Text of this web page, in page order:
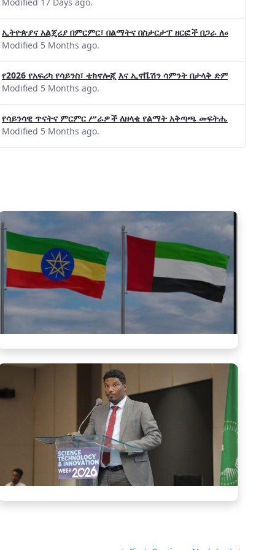
በአባልነት የየያዘ የኢኖቬሽን፣የዲጅታል ኢኮኖሚ እና
ቴክኖሎጂ የጋራ ግብረሃይል ተቋቋመ
ኢትዮጵያና አልጄሪያ በምርምር፣ በልማትና በስታርታፕ ዘርፎች በጋራ ለመስራት መከሩ፡፡
Modified 5 Months ago.
የ2026 የአፍሪካ የሳይንስ፣ ቴክኖሎጂ እና ኢኖቬሽን ሳምንት በታላቅ ድምቀት
Modified 5 Months ago.
የሳይንሳዊ ጥናትና ምርምር ሥራዎች ለዘላቂ የልማት አቅጣጫ መፍትሔ ጠቋሚ
Modified 5 Months ago.